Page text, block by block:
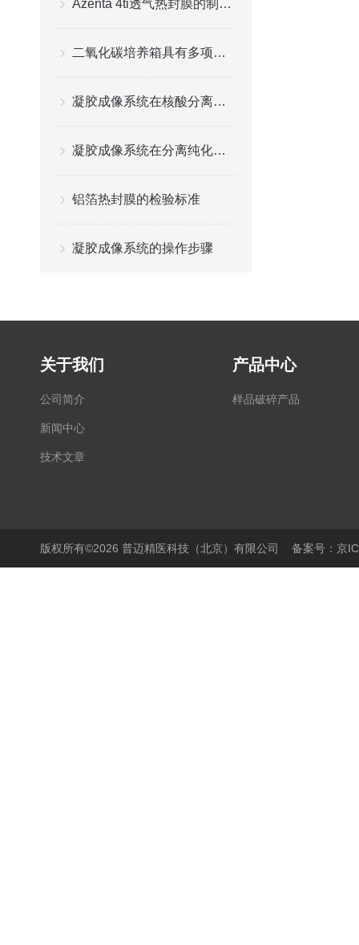
Azenta 4ti透气热封膜的制备方法
二氧化碳培养箱具有多项空间结构优势
凝胶成像系统在核酸分离与检测中的革新
凝胶成像系统在分离纯化过程中起到一个重要的角色
铝箔热封膜的检验标准
凝胶成像系统的操作步骤
关于我们
公司简介
新闻中心
技术文章
产品中心
样品破碎产品
版权所有©2026 普迈精医科技（北京）有限公司 备案号：京